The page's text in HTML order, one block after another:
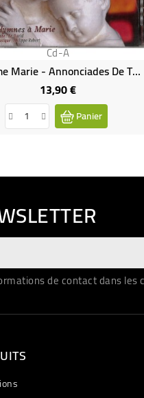
Cd-A
Comme Marie - Annonciades De Thiais (Hymnes À Marie)
13,90 €Prix
Panier
de contact dans